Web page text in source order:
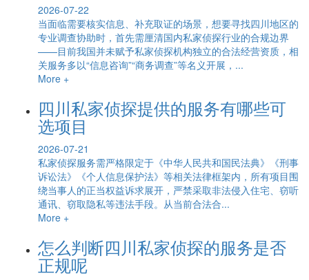
2026-07-22
当面临需要核实信息、补充取证的场景，想要寻找四川地区的
专业调查协助时，首先需厘清国内私家侦探行业的合规边界
——目前我国并未赋予私家侦探机构独立的合法经营资质，相
关服务多以“信息咨询”“商务调查”等名义开展，...
More +
四川私家侦探提供的服务有哪些可
选项目
2026-07-21
私家侦探服务需严格限定于《中华人民共和国民法典》《刑事
诉讼法》《个人信息保护法》等相关法律框架内，所有项目围
绕当事人的正当权益诉求展开，严禁采取非法侵入住宅、窃听
通讯、窃取隐私等违法手段。从当前合法合...
More +
怎么判断四川私家侦探的服务是否
正规呢